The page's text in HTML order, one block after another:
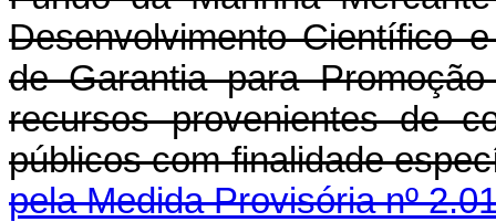
Desenvolvimento Científico
de Garantia para
recursos provenientes de
públicos com
pela Medida Provisória nº